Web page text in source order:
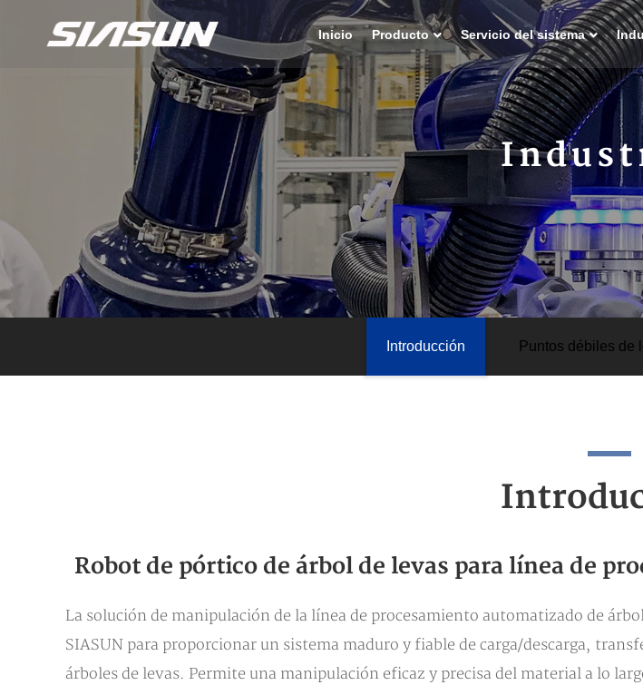
Inicio Producto Servicio del sistema
Introducción Puntos débiles de
Robot de pórtico de árbol de levas para línea de
La solución de manipulación de la línea de procesamiento automatizado de
SIASUN para proporcionar un sistema maduro y fiable de carga/descarga,
árboles de levas. Permite una manipulación eficaz y precisa del material a lo